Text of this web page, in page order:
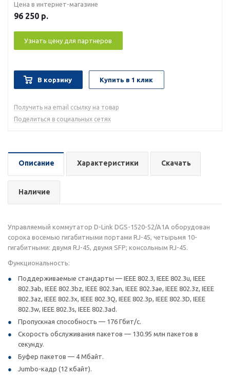
Цена в интернет-магазине
96 250 р.
Узнать цену для партнеров
В корзину Купить в 1 клик
Получить на email ссылку на товар
Поделиться в социальных сетях
Описание Характеристики Скачать
Наличие
Управляемый коммутатор D-Link DGS-1520-52/A1A оборудован
сорока восемью гигабитными портами RJ-45, четырьмя 10-
гигабитными: двумя RJ-45, двумя SFP; консольным RJ-45.
Функциональность:
Поддерживаемые стандарты — IEEE 802.3, IEEE 802.3u, IEEE
802.3ab, IEEE 802.3bz, IEEE 802.3an, IEEE 802.3ae, IEEE 802.3z, IEEE
802.3az, IEEE 802.3x, IEEE 802.3Q, IEEE 802.3p, IEEE 802.3D, IEEE
802.3w, IEEE 802.3s, IEEE 802.3ad.
Пропускная способность — 176 Гбит/с.
Скорость обслуживания пакетов — 130.95 млн пакетов в
секунду.
Буфер пакетов — 4 Мбайт.
Jumbo-кадр (12 кбайт).